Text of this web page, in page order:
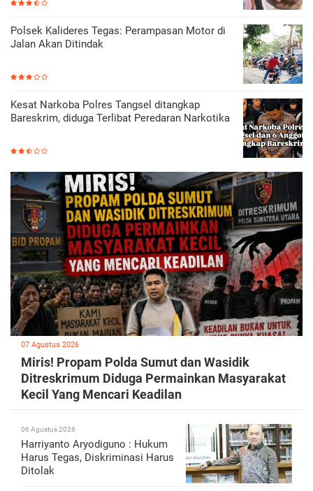
Polsek Kalideres Tegas: Perampasan Motor di
Jalan Akan Ditindak
Kesat Narkoba Polres Tangsel ditangkap
Bareskrim, diduga Terlibat Peredaran Narkotika
07 Agustus 2026
Miris! Propam Polda Sumut dan Wasidik
Ditreskrimum Diduga Permainkan Masyarakat
Kecil Yang Mencari Keadilan
06 Agustus 2026
Harriyanto Aryodiguno : Hukum
Harus Tegas, Diskriminasi Harus
Ditolak